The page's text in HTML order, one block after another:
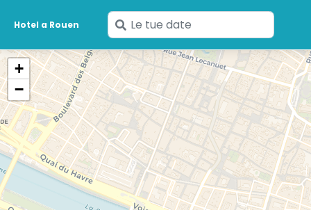
Hotel a Rouen
Inserisci
le
tue
date
+
−